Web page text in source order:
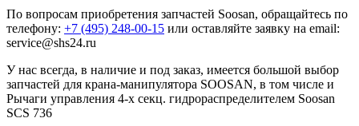
По вопросам приобретения запчастей Soosan, обращайтесь по
телефону: +7 (495) 248-00-15 или оставляйте заявку на email:
service@shs24.ru
У нас всегда, в наличие и под заказ, имеется большой выбор
запчастей для крана-манипулятора SOOSAN, в том числе и
Рычаги управления 4-х секц. гидрораспределителем Soosan
SCS 736